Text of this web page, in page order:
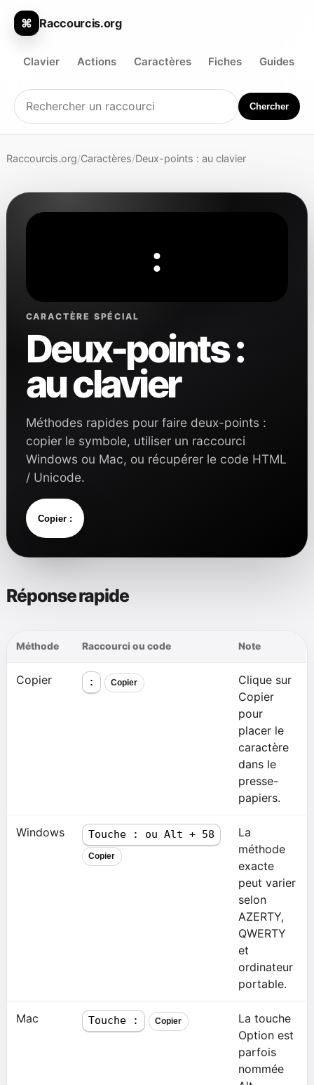
⌘ Raccourcis.org
Clavier Actions Caractères Fiches Guides
Chercher
Raccourcis.org/Caractères/Deux-points : au clavier
:
CARACTÈRE SPÉCIAL
Deux-points :
au clavier
Méthodes rapides pour faire deux-points :
copier le symbole, utiliser un raccourci
Windows ou Mac, ou récupérer le code HTML
/ Unicode.
Copier :
Réponse rapide
Méthode Raccourci ou code Note
Copier : Copier
Clique sur
Copier
pour
placer le
caractère
dans le
presse-
papiers.
Windows Touche : ou Alt + 58
Copier
La
méthode
exacte
peut varier
selon
AZERTY,
QWERTY
et
ordinateur
portable.
Mac Touche : Copier
La touche
Option est
parfois
nommée